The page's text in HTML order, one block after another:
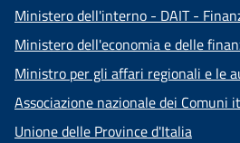
Ministero dell'interno - DAIT -
Ministero dell'economia e delle
Ministro per gli affari regionali e le
Associazione nazionale dei Comuni
Unione delle Province d'Italia